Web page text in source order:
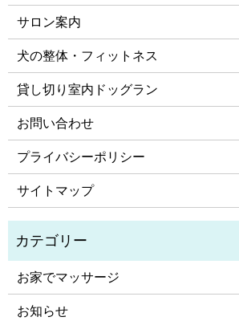
サロン案内
犬の整体・フィットネス
貸し切り室内ドッグラン
お問い合わせ
プライバシーポリシー
サイトマップ
お家でマッサージ
お知らせ